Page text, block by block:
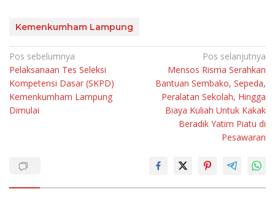
Kemenkumham Lampung
Navigasi
pos
Pos sebelumnya
Pelaksanaan Tes Seleksi
Kompetensi Dasar (SKPD)
Kemenkumham Lampung
Dimulai
Pos selanjutnya
Mensos Risma Serahkan
Bantuan Sembako, Sepeda,
Peralatan Sekolah, Hingga
Biaya Kuliah Untuk Kakak
Beradik Yatim Piatu di
Pesawaran